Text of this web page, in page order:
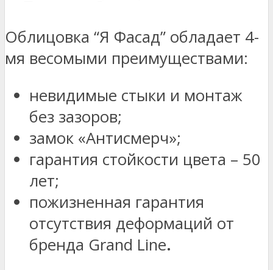
Облицовка “Я Фасад” обладает 4-
мя весомыми преимуществами:
невидимые стыки и монтаж
без зазоров;
замок «Антисмерч»;
гарантия стойкости цвета – 50
лет;
пожизненная гарантия
отсутствия деформаций от
бренда Grand Line.